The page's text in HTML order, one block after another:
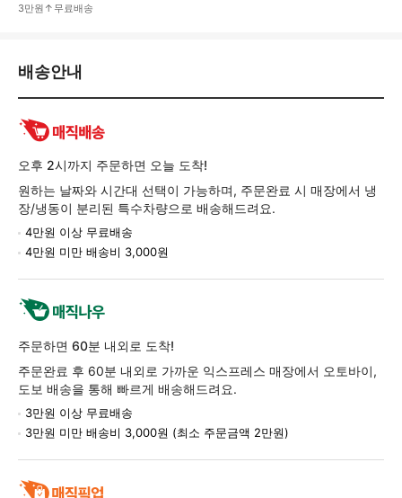
3만원↑무료배송
배
교
환/
반
품
정
보
배송안내
오후 2시까지 주문하면 오늘 도착!
원하는 날짜와 시간대 선택이 가능하며, 주문완료 시 매장에서 냉
장/냉동이 분리된 특수차량으로 배송해드려요.
4만원 이상 무료배송
4만원 미만 배송비 3,000원
주문하면 60분 내외로 도착!
주문완료 후 60분 내외로 가까운 익스프레스 매장에서 오토바이,
도보 배송을 통해 빠르게 배송해드려요.
3만원 이상 무료배송
3만원 미만 배송비 3,000원 (최소 주문금액 2만원)